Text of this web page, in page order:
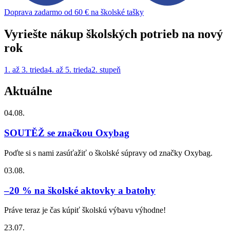
Doprava zadarmo od 60 € na školské tašky
Vyriešte nákup školských potrieb na nový
rok
1. až 3. trieda4. až 5. trieda2. stupeň
Aktuálne
04.08.
SOUTĚŽ se značkou Oxybag
Poďte si s nami zasúťažiť o školské súpravy od značky Oxybag.
03.08.
–20 % na školské aktovky a batohy
Práve teraz je čas kúpiť školskú výbavu výhodne!
23.07.